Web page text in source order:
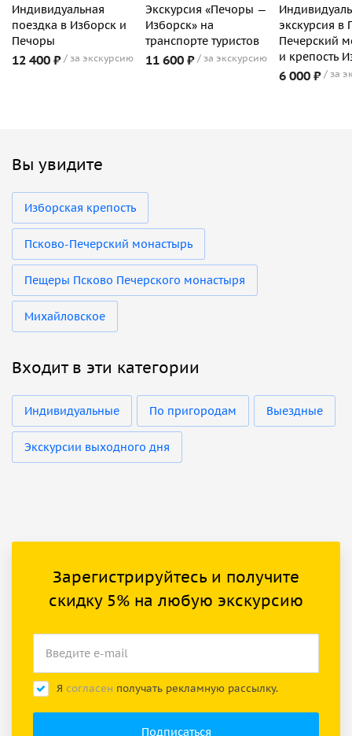
Индивидуальная
поездка в Изборск и
Печоры
12 400 ₽ за экскурсию
Экскурсия «Печоры —
Изборск» на
транспорте туристов
11 600 ₽ за экскурсию
экскурсия в
Печерский
и крепость
6 000 ₽ за
Вы увидите
Изборская крепость
Псково-Печерский монастырь
Пещеры Псково Печерского монастыря
Михайловское
Входит в эти категории
Индивидуальные По пригородам Выездные
Экскурсии выходного дня
Зарегистрируйтесь и получите
скидку 5% на любую экскурсию
Я согласен получать рекламную рассылку.